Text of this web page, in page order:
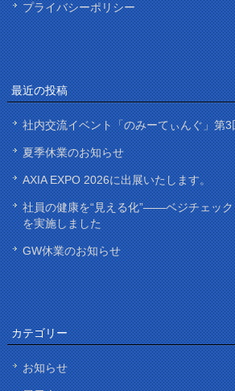
プライバシーポリシー
最近の投稿
社内交流イベント「のみーてぃんぐ」第
夏季休業のお知らせ
AXIA EXPO 2026に出展いたします。
社員の健康を“見える化”——ベジチェッ
を実施しました
GW休業のお知らせ
カテゴリー
お知らせ